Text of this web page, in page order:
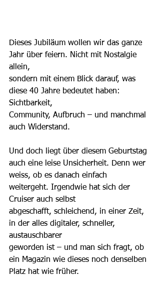
Dieses Jubiläum wollen wir das ganze
Jahr über feiern. Nicht mit Nostalgie
allein,
sondern mit einem Blick darauf, was
diese 40 Jahre bedeutet haben:
Sichtbarkeit,
Community, Aufbruch – und manchmal
auch Widerstand.
Und doch liegt über diesem Geburtstag
auch eine leise Unsicherheit. Denn wer
weiss, ob es danach einfach
weitergeht. Irgendwie hat sich der
Cruiser auch selbst
abgeschafft, schleichend, in einer Zeit,
in der alles digitaler, schneller,
austauschbarer
geworden ist – und man sich fragt, ob
ein Magazin wie dieses noch denselben
Platz hat wie früher.